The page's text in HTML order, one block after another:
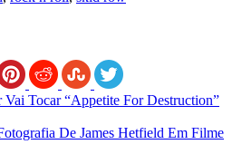
Vai Tocar “Appetite For Destruction”
De James Hetfield Em Filme